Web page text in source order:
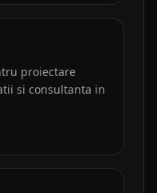
proiectare
si consultanta in